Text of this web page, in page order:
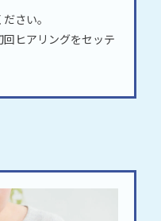
さい。
ヒアリングをセッテ